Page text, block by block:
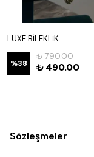
LUXE BİLEKLİK
%38
₺ 790.00
₺ 490.00
Sözleşmeler